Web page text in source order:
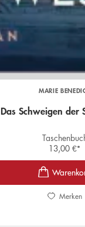
MARIE
Das Schweigen der
13,00€*
Merken